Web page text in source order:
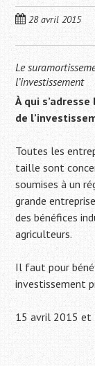
28 avril 2015
Le
l’investissement
À qui
de
Toutes les
taille sont
soumises à un
grande
des bénéfices
agriculteurs.
Il faut pour
investissement
15 avril 2015 et